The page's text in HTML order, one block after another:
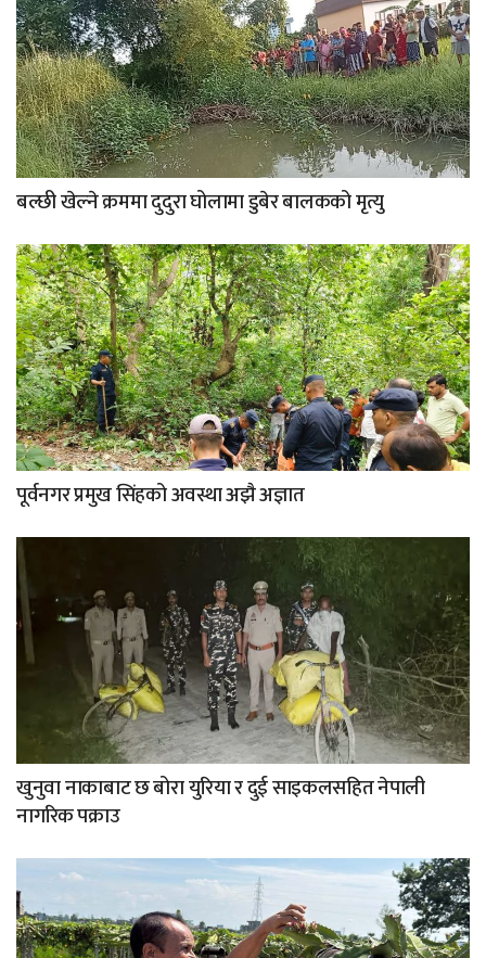
बल्छी खेल्ने क्रममा दुदुरा घोलामा डुबेर बालकको मृत्यु
पूर्वनगर प्रमुख सिंहको अवस्था अझै अज्ञात
खुनुवा नाकाबाट छ बोरा युरिया र दुई साइकलसहित नेपाली
नागरिक पक्राउ